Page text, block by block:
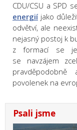
CDU/CSU a SPD
energiíjako
odvětví, ale
nejasný postoj k
z formací se
se navzájem
povolenek na
Psali jsme